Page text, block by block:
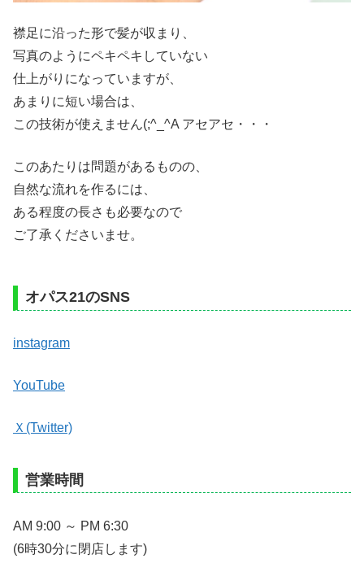
襟足に沿った形で髪が収まり、
写真のようにペキペキしていない
仕上がりになっていますが、
あまりに短い場合は、
この技術が使えません(;^_^A アセアセ・・・
このあたりは問題があるものの、
自然な流れを作るには、
ある程度の長さも必要なので
ご了承くださいませ。
オパス21のSNS
instagram
YouTube
Ｘ(Twitter)
営業時間
AM 9:00 ～ PM 6:30
(6時30分に閉店します)